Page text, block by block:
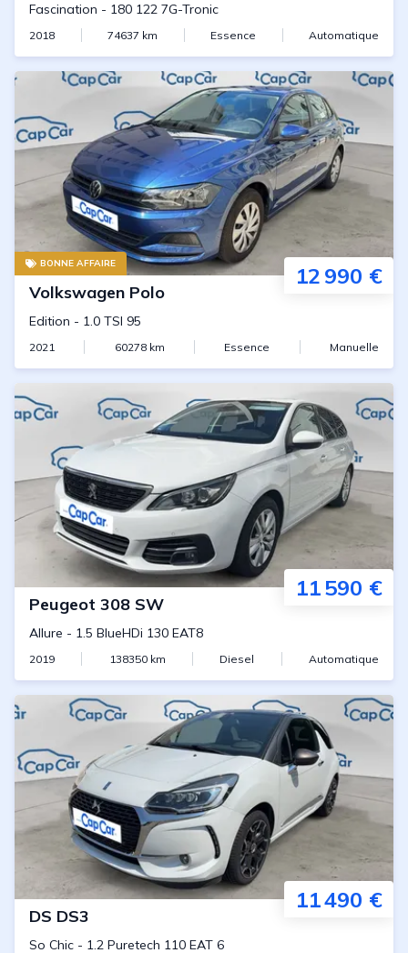
Fascination - 180 122 7G-Tronic
2018 74637 km Essence Automatique
BONNE AFFAIRE 12 990 €
Volkswagen Polo
Edition - 1.0 TSI 95
2021 60278km Essence Manuelle
11 590 €
Peugeot 308 SW
Allure - 1.5 BlueHDi 130 EAT8
2019 138350km Diesel Automatique
11 490 €
DS DS3
So Chic - 1.2 Puretech 110 EAT 6